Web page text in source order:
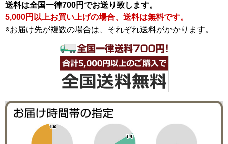
送料は全国一律700円でお送り致します。
5,000円以上お買い上げの場合、送料は無料です。
※お届け先が複数の場合は、それぞれ送料がかかります。